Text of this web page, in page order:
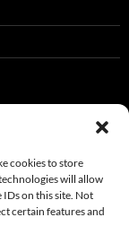
cookies to store
will allow
on this site. Not
certain features and